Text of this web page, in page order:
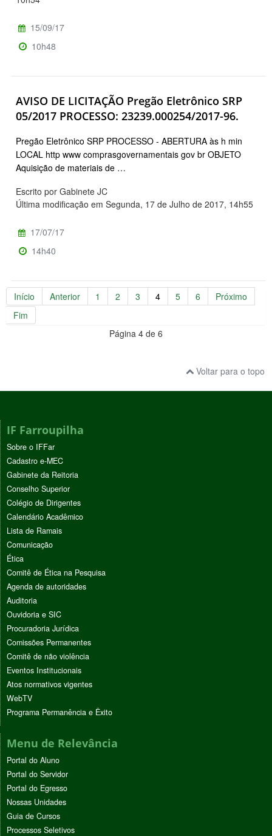
15/09/17
10h48
AVISO DE LICITAÇÃO Pregão Eletrônico SRP
05/2017 PROCESSO: 23239.000254/2017-96.
Pregão Eletrônico SRP PROCESSO - ABERTURA às h min
LOCAL http www comprasgovernamentais gov br OBJETO
Aquisição de materiais de …
Escrito por Gabinete JC
Última modificação em Segunda, 17 de Julho de 2017, 14h55
17/07/17
14h40
Início Anterior 1 2 3 4 5 6
Próximo
Fim
Página 4 de 6
Voltar para o topo
IF Farroupilha
Sobre o IFFar
Cadastro e-MEC
Gabinete da Reitoria
Conselho Superior
Colégio de Dirigentes
Calendário Acadêmico
Lista de Ramais
Comunicação
Ética
Comitê de Ética na Pesquisa
Agenda de autoridades
Auditoria
Ouvidoria e SIC
Procuradoria Jurídica
Comissões Permanentes
Comitê de não violência
Eventos Institucionais
Atos normativos vigentes
WebTV
Programa Permanência e Êxito
Menu de Relevância
Portal do Aluno
Portal do Servidor
Portal do Egresso
Nossas Unidades
Guia de Cursos
Processos Seletivos